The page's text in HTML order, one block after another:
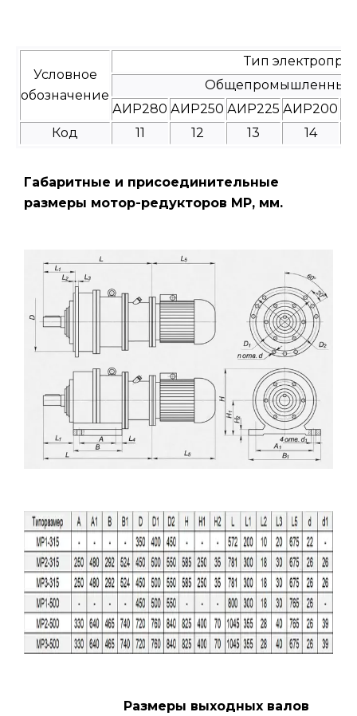
Условное
обозначение
Тип
Общепромышленные
АИР280 АИР250 АИР225 АИР200
Код
11 12 13 14
Габаритные и присоединительные
размеры мотор-редукторов МР, мм.
Размеры выходных валов